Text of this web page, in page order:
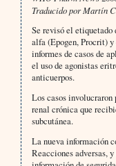
Traducido por Martín
Se revisó el etiquetado
alfa (Epogen, Procrit)
informes de casos de
el uso de agonistas
anticuerpos.
Los casos
renal crónica que
subcutánea.
La nueva información
Reacciones adversas,